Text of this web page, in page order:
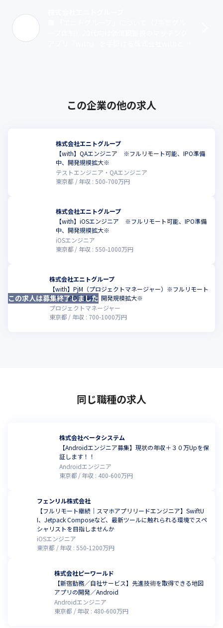
この企業の他の求人
株式会社エニトグループ
【with】QAエンジニア ※フルリモート可能、IPO準備
中、開発規模拡大※
テストエンジニア・QAエンジニア
東京都
年収 :500-700万円
株式会社エニトグループ
【with】iOSエンジニア ※フルリモート可能、IPO準備
中、開発規模拡大※
iOSエンジニア
東京都
年収 : 550-1000万円
株式会社エニトグループ
【with】PjM（プロジェクトマネージャー）※フルリモート
可能、IPO準備中、開発規模拡大※
プロジェクトマネージャー
東京都
年収 : 700-1000万円
この求人は募集終了しました
同じ職種の求人
株式会社ベータシステム
【Androidエンジニア募集】現状の年収＋３０万Upを保
証します！！
Androidエンジニア
東京都
年収 : 400-600万円
フェンリル株式会社
【フルリモート継続｜スマホアプリリードエンジニア】SwiftU
I、Jetpack Composeなど、最新ツールに触れられる環境でスペ
シャリストを目指しませんか
iOSエンジニア
東京都
年収 :550-1200万円
株式会社ピーワールド
【新宿勤務／自社サービス】先進技術を取得できる地図
アプリの開発／Android
Androidエンジニア
東京都
年収 : 480-600万円